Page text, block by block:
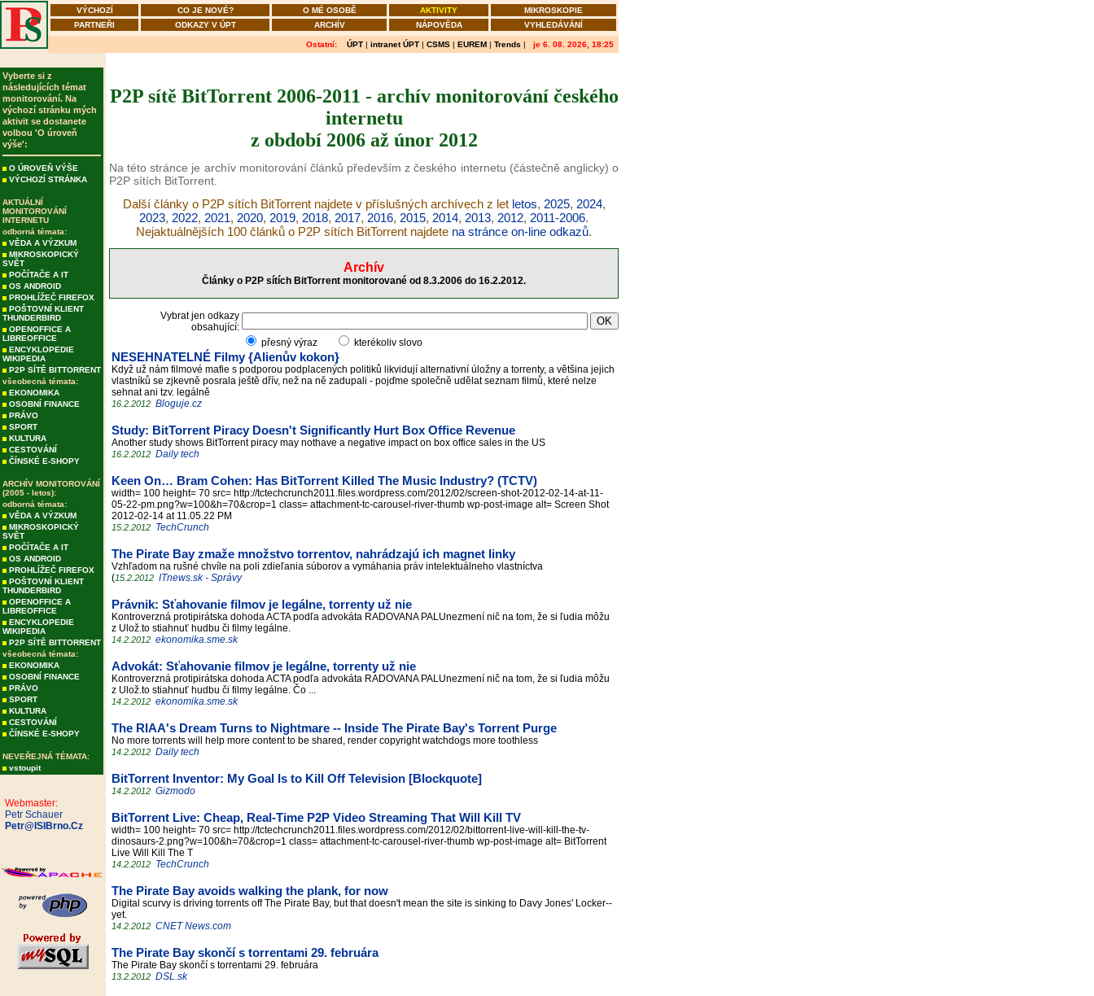
VÝCHOZÍ CO JE NOVÉ? O MÉ OSOBĚ AKTIVITY
MIKROSKOPIE
PARTNEŘI
ODKAZY V ÚPT ARCHÍV NÁPOVĚDA VYHLEDÁVÁNÍ
Ostatní: ÚPT | intranet ÚPT | CSMS | EUREM | Trends | je 6. 08. 2026, 18:25
Vyberte si z
následujících témat
monitorování. Na
výchozí stránku mých
aktivit se dostanete
volbou 'O úroveň
výše':
O ÚROVEŇ VÝŠE
VÝCHOZÍ STRÁNKA
AKTUÁLNÍ
MONITOROVÁNÍ
INTERNETU
odborná témata:
VĚDA A VÝZKUM
MIKROSKOPICKÝ
SVĚT
POČÍTAČE A IT
OS ANDROID
PROHLÍŽEČ FIREFOX
POŠTOVNÍ KLIENT
THUNDERBIRD
OPENOFFICE A
LIBREOFFICE
ENCYKLOPEDIE
WIKIPEDIA
P2P SÍTĚ BITTORRENT
všeobecná témata:
EKONOMIKA
OSOBNÍ FINANCE
PRÁVO
SPORT
KULTURA
CESTOVÁNÍ
ČÍNSKÉ E-SHOPY
ARCHÍV MONITOROVÁNÍ
(2005 - letos):
odborná témata:
VĚDA A VÝZKUM
MIKROSKOPICKÝ
SVĚT
POČÍTAČE A IT
OS ANDROID
PROHLÍŽEČ FIREFOX
POŠTOVNÍ KLIENT
THUNDERBIRD
OPENOFFICE A
LIBREOFFICE
ENCYKLOPEDIE
WIKIPEDIA
P2P SÍTĚ BITTORRENT
všeobecná témata:
EKONOMIKA
OSOBNÍ FINANCE
PRÁVO
SPORT
KULTURA
CESTOVÁNÍ
ČÍNSKÉ E-SHOPY
NEVEŘEJNÁ TÉMATA:
vstoupit
Webmaster:
Petr Schauer
Petr@ISIBrno.Cz
P2P sítě BitTorrent 2006-2011 - archív monitorování českého
internetu
z období 2006 až únor 2012
Na této stránce je archív monitorování článků především z českého internetu (částečně anglicky) o
P2P sítích BitTorrent.
Další články o P2P sítích BitTorrent najdete v příslušných archívech z let letos, 2025, 2024,
2023, 2022, 2021, 2020, 2019, 2018, 2017, 2016, 2015, 2014, 2013, 2012, 2011-2006.
Nejaktuálnějších 100 článků o P2P sítích BitTorrent najdete na stránce on-line odkazů.
Archív
Články o P2P sítích BitTorrent monitorované od 8.3.2006 do 16.2.2012.
Vybrat jen odkazy
obsahující:
přesný výraz
kterékoliv slovo
NESEHNATELNÉ Filmy {Alienův kokon}
Když už nám filmové mafie s podporou podplacených politiků likvidují alternativní úložny a torrenty, a většina jejich
vlastníků se zjkevně posrala ještě dřív, než na ně zadupali - pojďme společně udělat seznam filmů, které nelze
sehnat ani tzv. legálně
16.2.2012 Bloguje.cz
Study: BitTorrent Piracy Doesn't Significantly Hurt Box Office Revenue
Another study shows BitTorrent piracy may nothave a negative impact on box office sales in the US
16.2.2012 Daily tech
Keen On… Bram Cohen: Has BitTorrent Killed The Music Industry? (TCTV)
width= 100 height= 70 src= http://tctechcrunch2011.files.wordpress.com/2012/02/screen-shot-2012-02-14-at-11-
05-22-pm.png?w=100&h=70&crop=1 class= attachment-tc-carousel-river-thumb wp-post-image alt= Screen Shot
2012-02-14 at 11.05.22 PM
15.2.2012 TechCrunch
The Pirate Bay zmaže množstvo torrentov, nahrádzajú ich magnet linky
Vzhľadom na rušné chvíle na poli zdieľania súborov a vymáhania práv intelektuálneho vlastníctva
(15.2.2012 ITnews.sk - Správy
Právnik: Sťahovanie filmov je legálne, torrenty už nie
Kontroverzná protipirátska dohoda ACTA podľa advokáta RADOVANA PALUnezmení nič na tom, že si ľudia môžu
z Ulož.to stiahnuť hudbu či filmy legálne.
14.2.2012 ekonomika.sme.sk
Advokát: Sťahovanie filmov je legálne, torrenty už nie
Kontroverzná protipirátska dohoda ACTA podľa advokáta RADOVANA PALUnezmení nič na tom, že si ľudia môžu
z Ulož.to stiahnuť hudbu či filmy legálne. Čo ...
14.2.2012 ekonomika.sme.sk
The RIAA's Dream Turns to Nightmare -- Inside The Pirate Bay's Torrent Purge
No more torrents will help more content to be shared, render copyright watchdogs more toothless
14.2.2012 Daily tech
BitTorrent Inventor: My Goal Is to Kill Off Television [Blockquote]
14.2.2012 Gizmodo
BitTorrent Live: Cheap, Real-Time P2P Video Streaming That Will Kill TV
width= 100 height= 70 src= http://tctechcrunch2011.files.wordpress.com/2012/02/bittorrent-live-will-kill-the-tv-
dinosaurs-2.png?w=100&h=70&crop=1 class= attachment-tc-carousel-river-thumb wp-post-image alt= BitTorrent
Live Will Kill The T
14.2.2012 TechCrunch
The Pirate Bay avoids walking the plank, for now
Digital scurvy is driving torrents off The Pirate Bay, but that doesn't mean the site is sinking to Davy Jones' Locker--
yet.
14.2.2012 CNET News.com
The Pirate Bay skončí s torrentami 29. februára
The Pirate Bay skončí s torrentami 29. februára
13.2.2012 DSL.sk